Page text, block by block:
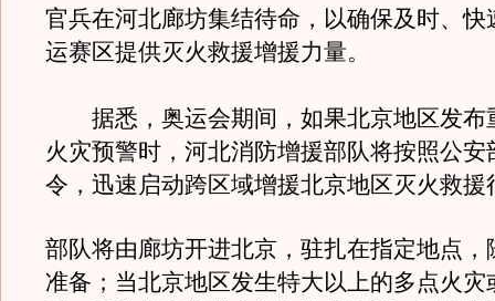
官兵在河北廊坊集结待命，以确保及时、快
运赛区提供灭火救援增援力量。
据悉，奥运会期间，如果北京地区发布
火灾预警时，河北消防增援部队将按照公安
令，迅速启动跨区域增援北京地区灭火救援
部队将由廊坊开进北京，驻扎在指定地点，
准备；当北京地区发生特大以上的多点火灾